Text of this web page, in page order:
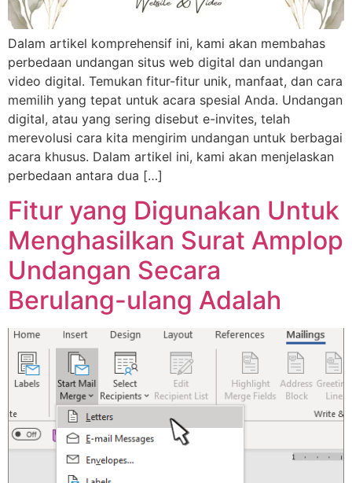
Dalam artikel komprehensif ini, kami akan membahas
perbedaan undangan situs web digital dan undangan
video digital. Temukan fitur-fitur unik, manfaat, dan cara
memilih yang tepat untuk acara spesial Anda. Undangan
digital, atau yang sering disebut e-invites, telah
merevolusi cara kita mengirim undangan untuk berbagai
acara khusus. Dalam artikel ini, kami akan menjelaskan
perbedaan antara dua […]
Fitur yang Digunakan Untuk
Menghasilkan Surat Amplop
Undangan Secara
Berulang-ulang Adalah